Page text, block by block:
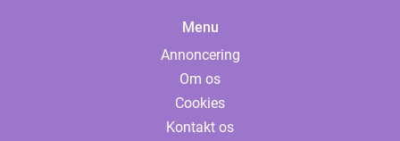
Menu
Annoncering
Om os
Cookies
Kontakt os